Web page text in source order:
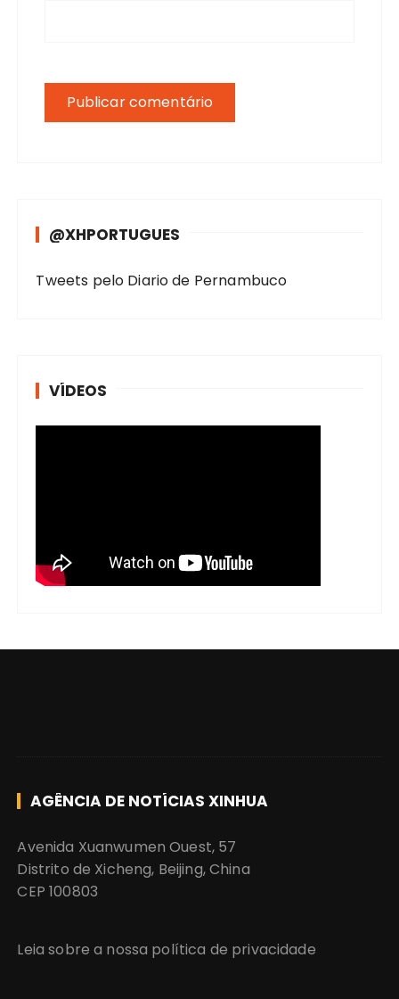
@XHPORTUGUES
Tweets pelo Diario de Pernambuco
VÍDEOS
AGÊNCIA DE NOTÍCIAS XINHUA
Avenida Xuanwumen Ouest, 57
Distrito de Xicheng, Beijing, China
CEP 100803
Leia sobre a nossa política de privacidade